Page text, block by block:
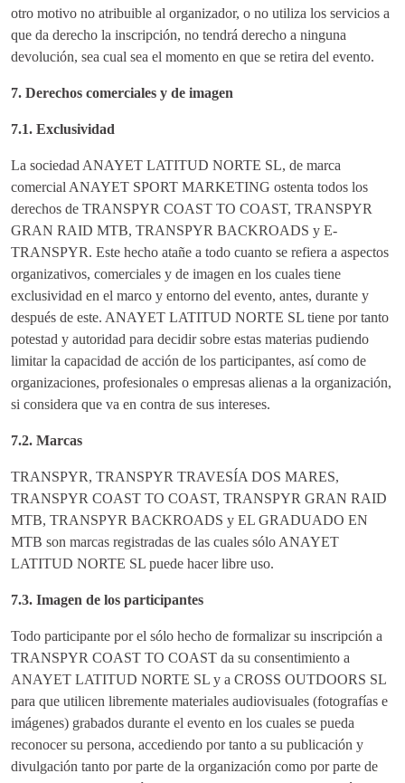
otro motivo no atribuible al organizador, o no utiliza los servicios a
que da derecho la inscripción, no tendrá derecho a ninguna
devolución, sea cual sea el momento en que se retira del evento.
7. Derechos comerciales y de imagen
7.1. Exclusividad
La sociedad ANAYET LATITUD NORTE SL, de marca
comercial ANAYET SPORT MARKETING ostenta todos los
derechos de TRANSPYR COAST TO COAST, TRANSPYR
GRAN RAID MTB, TRANSPYR BACKROADS y E-
TRANSPYR. Este hecho atañe a todo cuanto se refiera a aspectos
organizativos, comerciales y de imagen en los cuales tiene
exclusividad en el marco y entorno del evento, antes, durante y
después de este. ANAYET LATITUD NORTE SL tiene por tanto
potestad y autoridad para decidir sobre estas materias pudiendo
limitar la capacidad de acción de los participantes, así como de
organizaciones, profesionales o empresas alienas a la organización,
si considera que va en contra de sus intereses.
7.2. Marcas
TRANSPYR, TRANSPYR TRAVESÍA DOS MARES,
TRANSPYR COAST TO COAST, TRANSPYR GRAN RAID
MTB, TRANSPYR BACKROADS y EL GRADUADO EN
MTB son marcas registradas de las cuales sólo ANAYET
LATITUD NORTE SL puede hacer libre uso.
7.3. Imagen de los participantes
Todo participante por el sólo hecho de formalizar su inscripción a
TRANSPYR COAST TO COAST da su consentimiento a
ANAYET LATITUD NORTE SL y a CROSS OUTDOORS SL
para que utilicen libremente materiales audiovisuales (fotografías e
imágenes) grabados durante el evento en los cuales se pueda
reconocer su persona, accediendo por tanto a su publicación y
divulgación tanto por parte de la organización como por parte de